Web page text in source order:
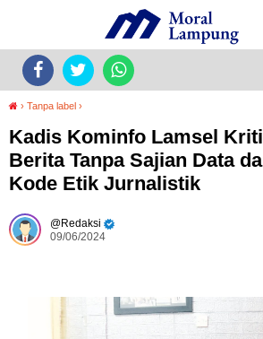
› Tanpa label ›
Kadis Kominfo Lamsel
Berita Tanpa Sajian Data
Kode Etik Jurnalistik
Redaksi
09/06/2024